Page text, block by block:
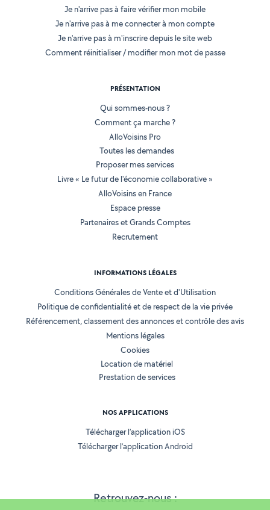
Retrouvez-nous :
Je n'arrive pas à faire vérifier mon mobile
Je n'arrive pas à me connecter à mon compte
Je n'arrive pas à m'inscrire depuis le site web
Comment réinitialiser / modifier mon mot de passe
PRÉSENTATION
Qui sommes-nous ?
Comment ça marche ?
AlloVoisins Pro
Toutes les demandes
Proposer mes services
Livre « Le futur de l'économie collaborative »
AlloVoisins en France
Espace presse
Partenaires et Grands Comptes
Recrutement
INFORMATIONS LÉGALES
Conditions Générales de Vente et d'Utilisation
Politique de confidentialité et de respect de la vie privée
Référencement, classement des annonces et contrôle des avis
Mentions légales
Cookies
Location de matériel
Prestation de services
NOS APPLICATIONS
Télécharger l’application iOS
Télécharger l’application Android